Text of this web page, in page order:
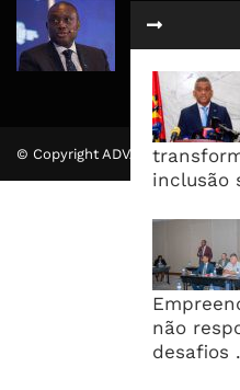
inclusão
não
desafios
CEO do
Governo
© Copyright ADVALUE. Todos